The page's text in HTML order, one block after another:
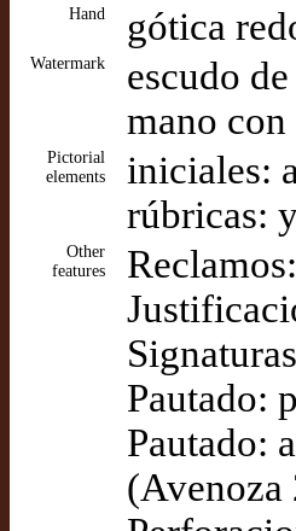
Hand gótica
Watermark
escudo
mano
Pictorial
elements
iniciales:
rúbricas:
Other
features
Pautado:
Pautado:
(Avenoza